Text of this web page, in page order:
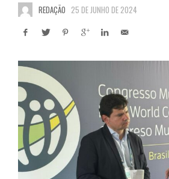
REDAÇÃO 25 DE JUNHO DE 2024